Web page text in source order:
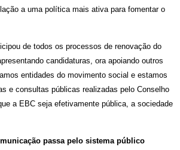
a uma política mais ativa para fomentar o
de todos os processos de renovação do
candidaturas, ora apoiando outros
entidades do movimento social e estamos
e consultas públicas realizadas pelo Conselho
a EBC seja efetivamente pública, a sociedade
passa pelo sistema público